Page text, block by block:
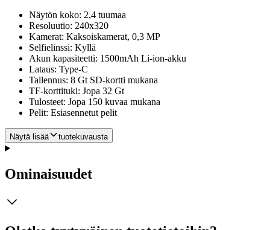
Näytön koko: 2,4 tuumaa
Resoluutio: 240x320
Kamerat: Kaksoiskamerat, 0,3 MP
Selfielinssi: Kyllä
Akun kapasiteetti: 1500mAh Li-ion-akku
Lataus: Type-C
Tallennus: 8 Gt SD-kortti mukana
TF-korttituki: Jopa 32 Gt
Tulosteet: Jopa 150 kuvaa mukana
Pelit: Esiasennetut pelit
Näytä lisää tuotekuvausta
Ominaisuudet